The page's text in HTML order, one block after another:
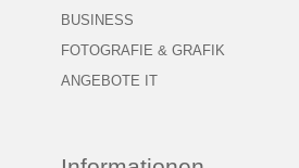
BUSINESS
FOTOGRAFIE & GRAFIK
ANGEBOTE IT